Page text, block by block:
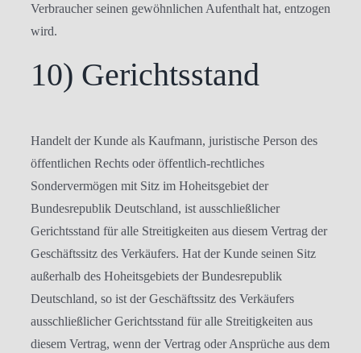
Verbraucher seinen gewöhnlichen Aufenthalt hat, entzogen
wird.
10) Gerichtsstand
Handelt der Kunde als Kaufmann, juristische Person des
öffentlichen Rechts oder öffentlich-rechtliches
Sondervermögen mit Sitz im Hoheitsgebiet der
Bundesrepublik Deutschland, ist ausschließlicher
Gerichtsstand für alle Streitigkeiten aus diesem Vertrag der
Geschäftssitz des Verkäufers. Hat der Kunde seinen Sitz
außerhalb des Hoheitsgebiets der Bundesrepublik
Deutschland, so ist der Geschäftssitz des Verkäufers
ausschließlicher Gerichtsstand für alle Streitigkeiten aus
diesem Vertrag, wenn der Vertrag oder Ansprüche aus dem